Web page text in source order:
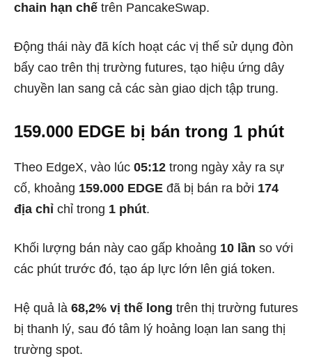
chain hạn chế trên PancakeSwap.
Động thái này đã kích hoạt các vị thế sử dụng đòn
bẩy cao trên thị trường futures, tạo hiệu ứng dây
chuyền lan sang cả các sàn giao dịch tập trung.
159.000 EDGE bị bán trong 1 phút
Theo EdgeX, vào lúc 05:12 trong ngày xảy ra sự
cố, khoảng 159.000 EDGE đã bị bán ra bởi 174
địa chỉ chỉ trong 1 phút.
Khối lượng bán này cao gấp khoảng 10 lần so với
các phút trước đó, tạo áp lực lớn lên giá token.
Hệ quả là 68,2% vị thế long trên thị trường futures
bị thanh lý, sau đó tâm lý hoảng loạn lan sang thị
trường spot.